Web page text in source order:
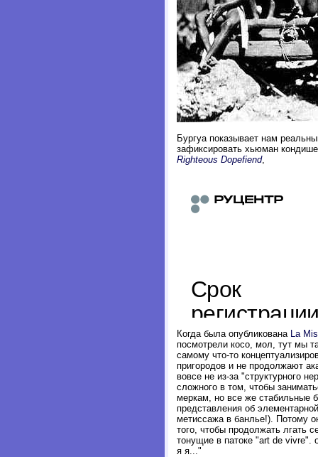
Бургуа показывает нам
зафиксировать хьюман
Righteous Dopefiend,
Когда была опубликована La
посмотрели косо, мол, тут мы
самому что-то
пригородов и не продолжают
вовсе не из-за "структурного
сложного в том, чтобы
меркам, но все же стабильные
представления об
метиссажа в банлье!). Потому
того, чтобы продолжать лгать
тонущие в патоке "art de vivre".
я я..."